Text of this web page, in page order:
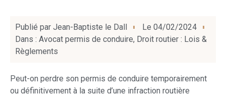
Publié par Jean-Baptiste le Dall Le 04/02/2024
Dans : Avocat permis de conduire, Droit routier : Lois &
Règlements
Peut-on perdre son permis de conduire temporairement
ou définitivement à la suite d’une infraction routière